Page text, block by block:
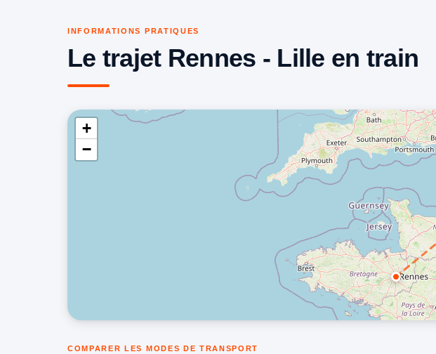
INFORMATIONS PRATIQUES
Le trajet Rennes - Lille en train
+
−
COMPARER LES MODES DE TRANSPORT